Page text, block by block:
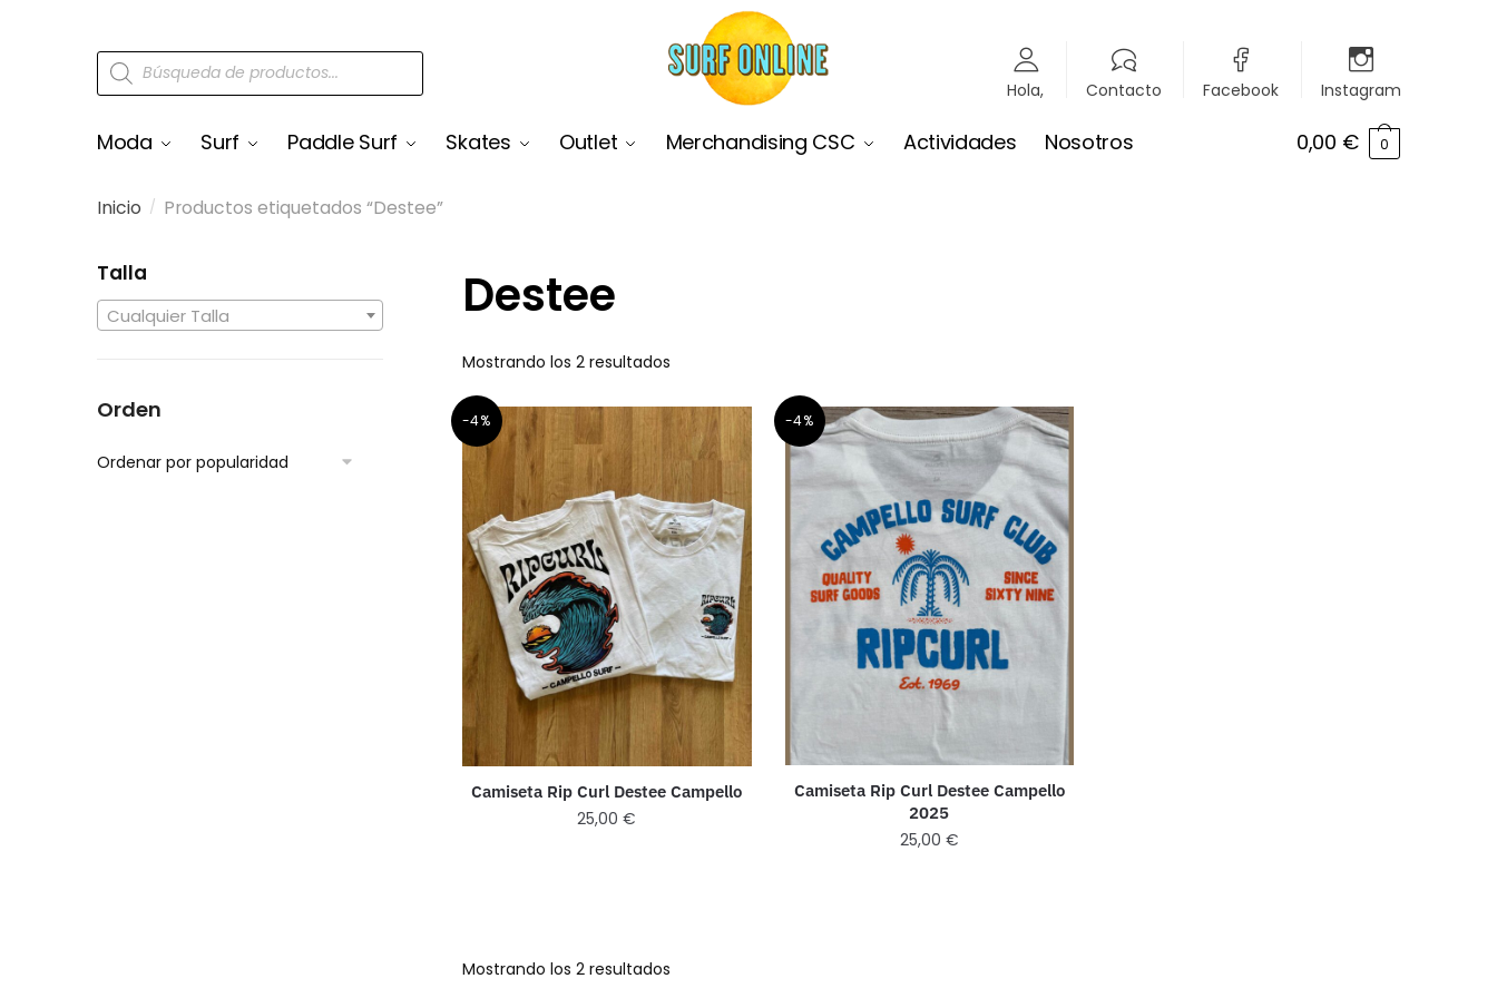
Hola, Contacto Facebook Instagram
Moda Surf Paddle Surf Skates Outlet Merchandising CSC Actividades Nosotros 0,00 € 0
Inicio / Productos etiquetados “Destee”
Destee
Mostrando los 2 resultados
-4%
Camiseta Rip Curl Destee Campello
25,00€
-4%
Camiseta Rip Curl Destee Campello
2025
25,00 €
Mostrando los 2 resultados
Talla
Cualquier Talla
Orden